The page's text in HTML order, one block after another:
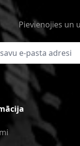
Pievienojies un